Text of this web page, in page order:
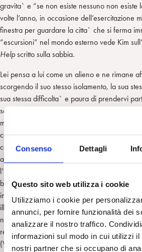
Consenso Dettagli
Questo sito web utilizza i cookie
Utilizziamo i cookie per
annunci, per fornire funzionalità dei
analizzare il nostro traffico.
informazioni sul modo in cui utilizzi
nostri partner che si occupano di
gravita` e “se non esiste nessuno non esiste
volte l’anno, in occasione dell’esercitazione
finestra per guardare la citta` che si ferma
“escursioni” nel mondo esterno vede Kim
Helpscritto sulla sabbia.
Lei pensa a lui come un alieno e ne rimane
scorgendo il suo stesso isolamento, la sua
sua stessa difficolta` e paura di prendervi
sono due forme di isolamento
medesime motivazioni: la perdita della
comunicare con i propri simili. Entrambi,
contemporaneo iperconnesso e
autentiche e di contatto emotivo. Mentre Kim
l’isolamento in cui si trova – il tentativo di
braccia che non tengono ma lasciano cadere
invece cercare di creare un vuoto di legami
illusoriamente, dal contatto con carenze
non c’e` gravita` e si puo` fluttuare,
reinfetamento difensivo rispetto a crolli gia`
(Winnicott, 1963).